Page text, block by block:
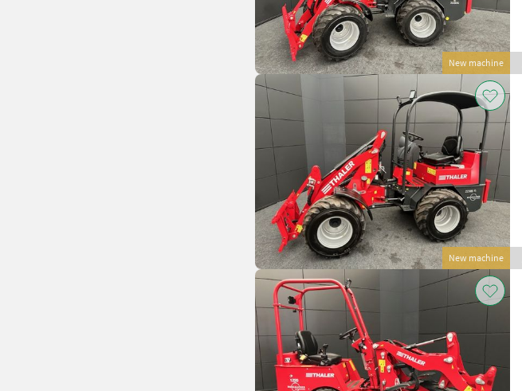
New machine
New machine